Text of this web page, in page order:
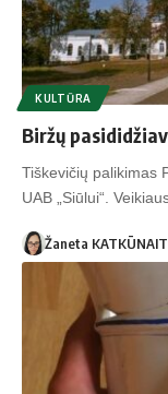
KULTŪRA
Biržų
Tiškevičių palikimas
UAB „Siūlui“.
Žaneta